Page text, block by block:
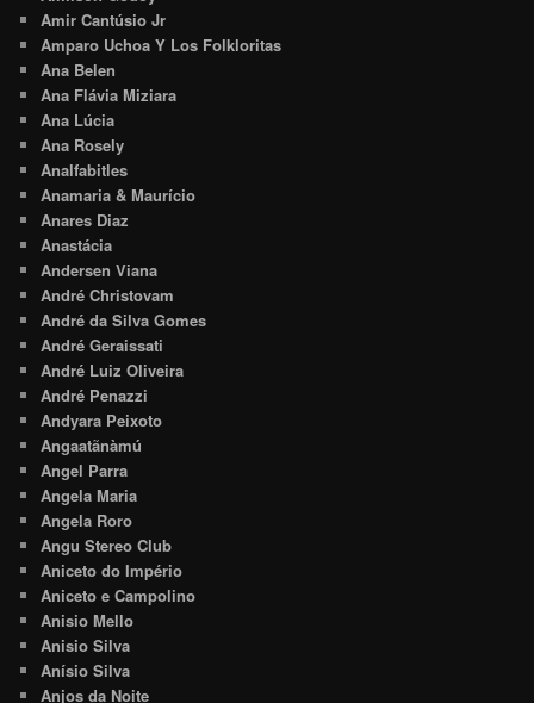
Amir Cantúsio Jr
Amparo Uchoa Y Los Folkloritas
Ana Belen
Ana Flávia Miziara
Ana Lúcia
Ana Rosely
Analfabitles
Anamaria & Maurício
Anares Diaz
Anastácia
Andersen Viana
André Christovam
André da Silva Gomes
André Geraissati
André Luiz Oliveira
André Penazzi
Andyara Peixoto
Angaatãnàmú
Angel Parra
Angela Maria
Angela Roro
Angu Stereo Club
Aniceto do Império
Aniceto e Campolino
Anisio Mello
Anisio Silva
Anísio Silva
Anjos da Noite